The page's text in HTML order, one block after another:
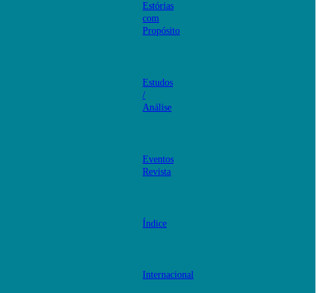
Estórias
com
Propósito
Estudos
/
Análise
Eventos
Revista
Índice
Internacional